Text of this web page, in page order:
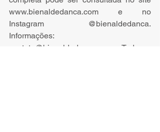
www.bienaldedanca.com e no
Instagram @bienaldedanca.
contato@bienaldedanca.com
. Toda a